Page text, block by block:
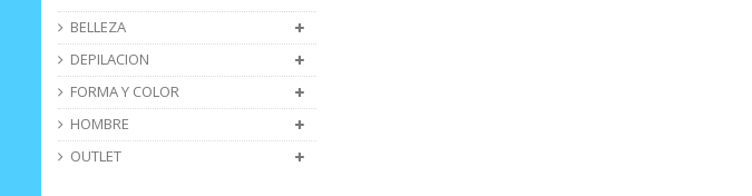
BELLEZA
DEPILACION
FORMA Y COLOR
HOMBRE
OUTLET